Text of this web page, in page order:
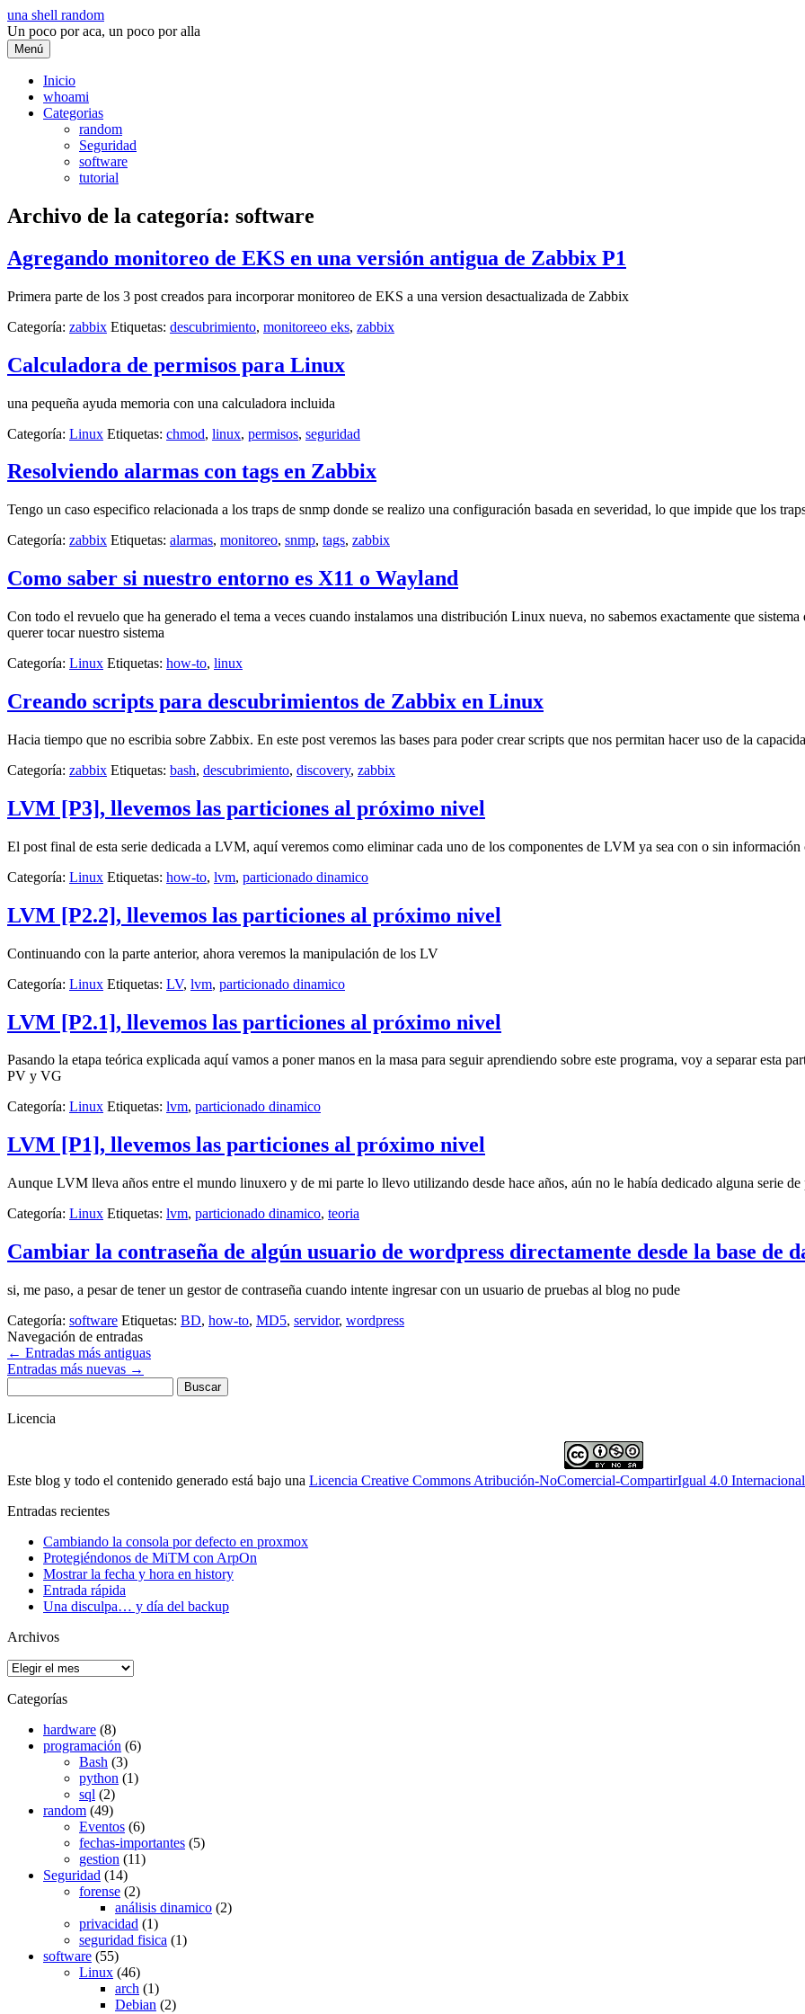
Saltar
al
contenido
una shell random
Un poco por aca, un poco por alla
Menú
Inicio
whoami
Categorias
random
Seguridad
software
tutorial
Archivo de la categoría: software
Agregando monitoreo de EKS en una versión antigua de Zabbix P1
Primera parte de los 3 post creados para incorporar monitoreo de EKS a una version desactualizada de Zabbix
Categoría: zabbix Etiquetas: descubrimiento, monitoreeo eks, zabbix
Calculadora de permisos para Linux
una pequeña ayuda memoria con una calculadora incluida
Categoría: Linux Etiquetas: chmod, linux, permisos, seguridad
Resolviendo alarmas con tags en Zabbix
Tengo un caso especifico relacionada a los traps de snmp donde se realizo una configuración basada en severidad, lo que impide que los
Categoría: zabbix Etiquetas: alarmas, monitoreo, snmp, tags, zabbix
Como saber si nuestro entorno es X11 o Wayland
Con todo el revuelo que ha generado el tema a veces cuando instalamos una distribución Linux nueva, no sabemos exactamente que
querer tocar nuestro sistema
Categoría: Linux Etiquetas: how-to, linux
Creando scripts para descubrimientos de Zabbix en Linux
Hacia tiempo que no escribia sobre Zabbix. En este post veremos las bases para poder crear scripts que nos permitan hacer uso de la
Categoría: zabbix Etiquetas: bash, descubrimiento, discovery, zabbix
LVM [P3], llevemos las particiones al próximo nivel
El post final de esta serie dedicada a LVM, aquí veremos como eliminar cada uno de los componentes de LVM ya sea con o sin información
Categoría: Linux Etiquetas: how-to, lvm, particionado dinamico
LVM [P2.2], llevemos las particiones al próximo nivel
Continuando con la parte anterior, ahora veremos la manipulación de los LV
Categoría: Linux Etiquetas: LV, lvm, particionado dinamico
LVM [P2.1], llevemos las particiones al próximo nivel
Pasando la etapa teórica explicada aquí vamos a poner manos en la masa para seguir aprendiendo sobre este programa, voy a separar esta
PV y VG
Categoría: Linux Etiquetas: lvm, particionado dinamico
LVM [P1], llevemos las particiones al próximo nivel
Aunque LVM lleva años entre el mundo linuxero y de mi parte lo llevo utilizando desde hace años, aún no le había dedicado alguna serie de
Categoría: Linux Etiquetas: lvm, particionado dinamico, teoria
Cambiar la contraseña de algún usuario de wordpress directamente desde la base de
si, me paso, a pesar de tener un gestor de contraseña cuando intente ingresar con un usuario de pruebas al blog no pude
Categoría: software Etiquetas: BD, how-to, MD5, servidor, wordpress
Navegación de entradas
← Entradas más antiguas
Entradas más nuevas →
Licencia
Este blog y todo el contenido generado está bajo una Licencia Creative Commons Atribución-NoComercial-CompartirIgual 4.0
Entradas recientes
Cambiando la consola por defecto en proxmox
Protegiéndonos de MiTM con ArpOn
Mostrar la fecha y hora en history
Entrada rápida
Una disculpa… y día del backup
Archivos
Archivos
Categorías
hardware (8)
programación (6)
Bash (3)
python (1)
sql (2)
random (49)
Eventos (6)
fechas-importantes (5)
gestion (11)
Seguridad (14)
forense (2)
análisis dinamico (2)
privacidad (1)
seguridad fisica (1)
software (55)
Linux (46)
arch (1)
Debian (2)